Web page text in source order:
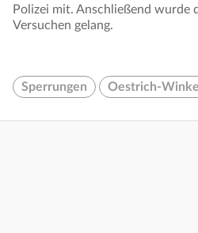
Polizei mit. Anschließend wurde
Versuchen gelang.
Sperrungen Oestrich-Winkel